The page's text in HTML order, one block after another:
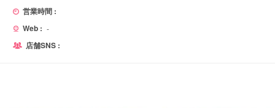
営業時間 :
Web : -
店舗SNS :